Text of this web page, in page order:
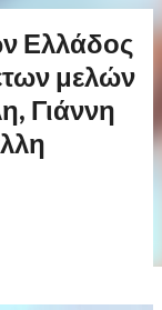
Ελλάδος
μελών
Γιάννη